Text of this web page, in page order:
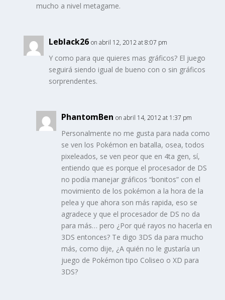
mucho a nivel metagame.
Leblack26 on abril 12, 2012 at 8:07 pm
Y como para que quieres mas gráficos? El juego
seguirá siendo igual de bueno con o sin gráficos
sorprendentes.
PhantomBen on abril 14, 2012 at 1:37 pm
Personalmente no me gusta para nada como
se ven los Pokémon en batalla, osea, todos
pixeleados, se ven peor que en 4ta gen, sí,
entiendo que es porque el procesador de DS
no podía manejar gráficos “bonitos” con el
movimiento de los pokémon a la hora de la
pelea y que ahora son más rapida, eso se
agradece y que el procesador de DS no da
para más… pero ¿Por qué rayos no hacerla en
3DS entonces? Te digo 3DS da para mucho
más, como dije, ¿A quién no le gustaría un
juego de Pokémon tipo Coliseo o XD para
3DS?